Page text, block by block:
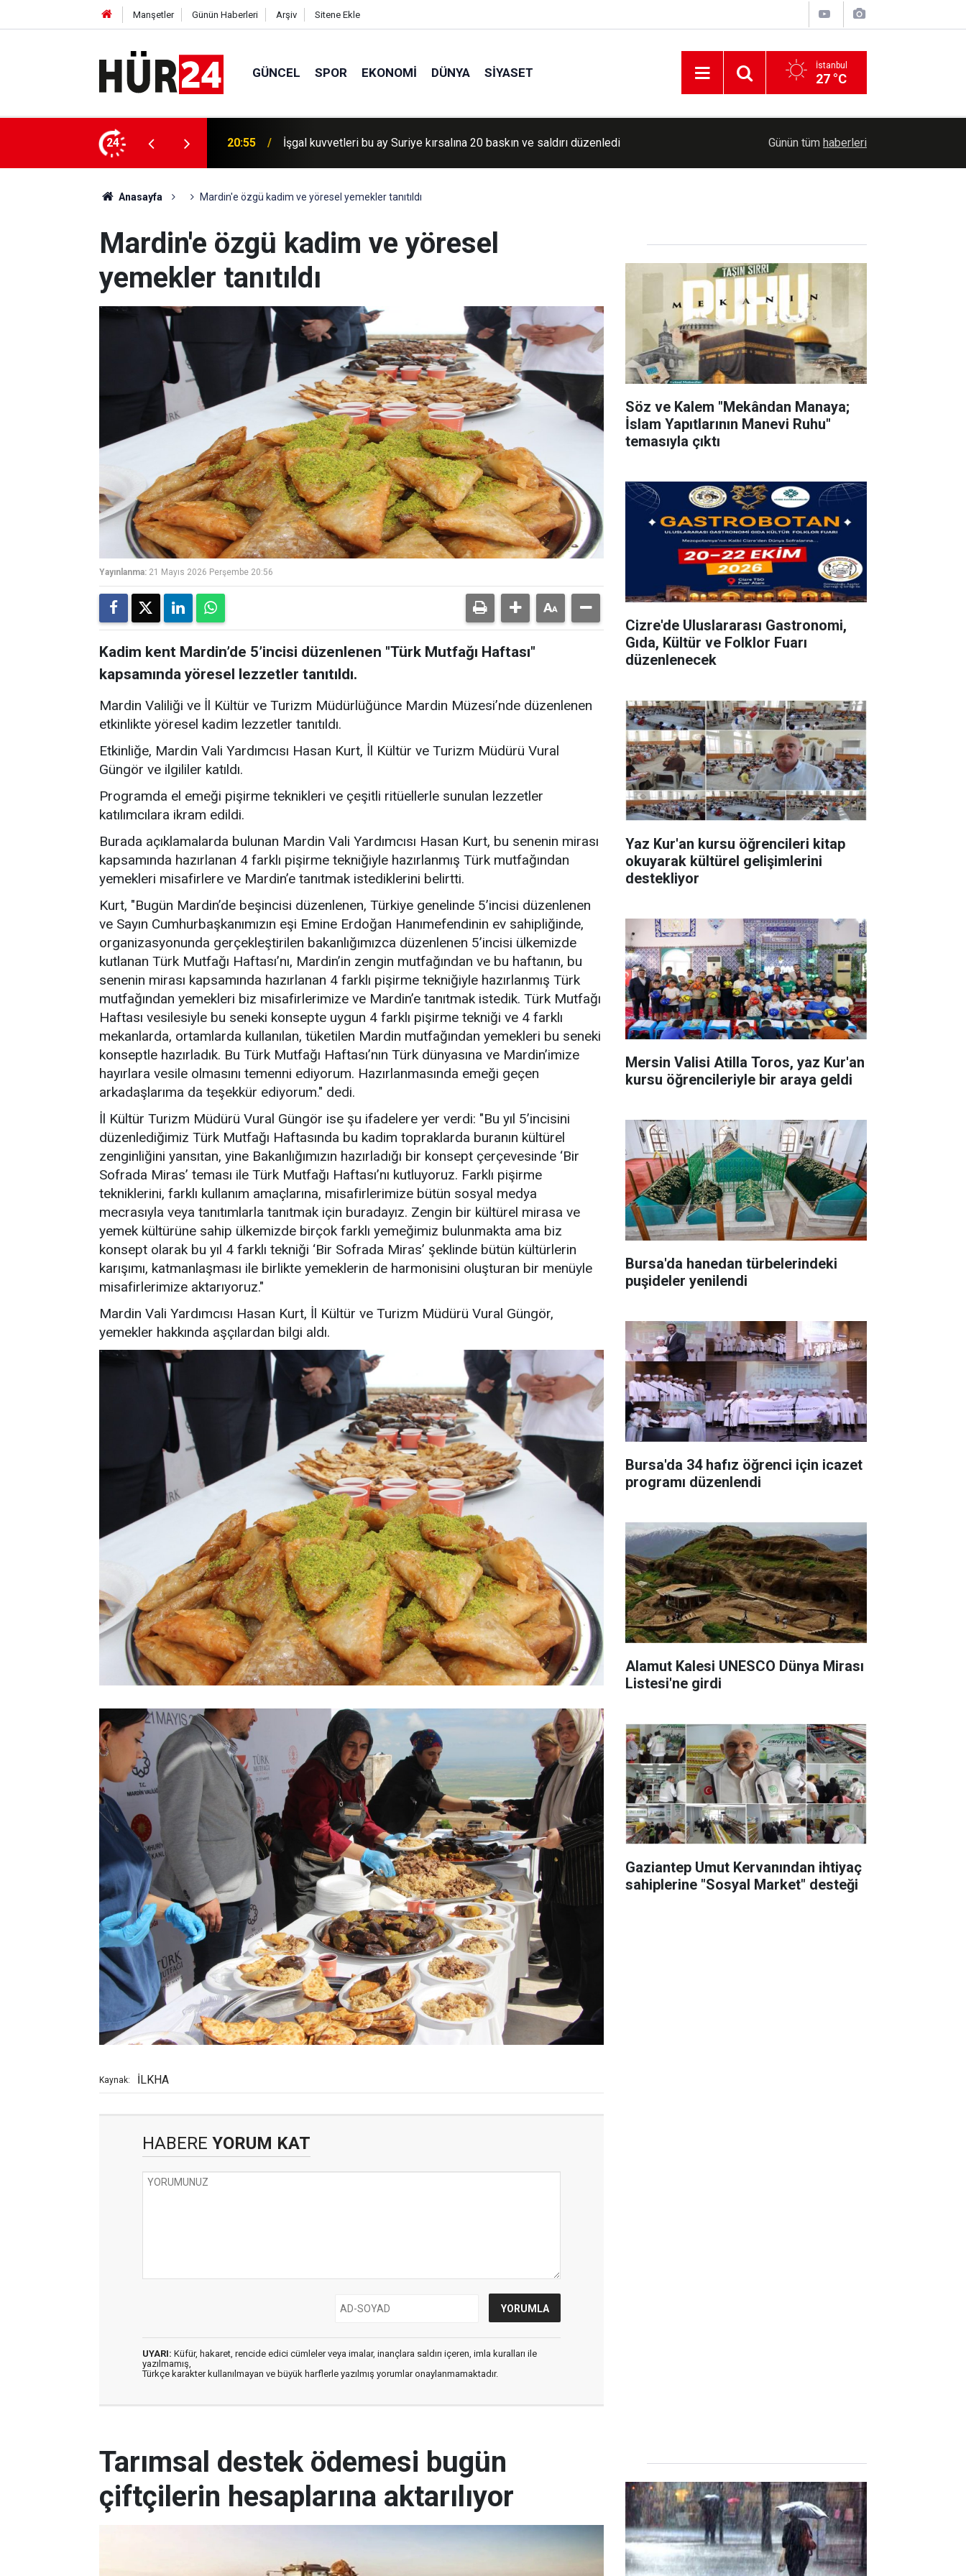
Manşetler Günün Haberleri Arşiv Sitene Ekle
GÜNCEL SPOR EKONOMI DÜNYA SIYASET İstanbul
27 °C
24
20 baskın ve saldırı düzenledi 20:30 İşgal kuvvetleri Lübnan'da saldırılarını sürdürdü Tarımsal destek ödemesi bugün çiftçilerin
Günün tüm haberleri
Anasayfa Mardin'e özgü kadim ve yöresel yemekler tanıtıldı
Mardin'e özgü kadim ve yöresel
yemekler tanıtıldı
Yayınlanma: 21 Mayıs 2026 Perşembe 20:56
Kadim kent Mardin’de 5’incisi düzenlenen "Türk Mutfağı Haftası"
kapsamında yöresel lezzetler tanıtıldı.
Mardin Valiliği ve İl Kültür ve Turizm Müdürlüğünce Mardin Müzesi’nde düzenlenen
etkinlikte yöresel kadim lezzetler tanıtıldı.
Etkinliğe, Mardin Vali Yardımcısı Hasan Kurt, İl Kültür ve Turizm Müdürü Vural
Güngör ve ilgililer katıldı.
Programda el emeği pişirme teknikleri ve çeşitli ritüellerle sunulan lezzetler
katılımcılara ikram edildi.
Burada açıklamalarda bulunan Mardin Vali Yardımcısı Hasan Kurt, bu senenin mirası
kapsamında hazırlanan 4 farklı pişirme tekniğiyle hazırlanmış Türk mutfağından
yemekleri misafirlere ve Mardin’e tanıtmak istediklerini belirtti.
Kurt, "Bugün Mardin’de beşincisi düzenlenen, Türkiye genelinde 5’incisi düzenlenen
ve Sayın Cumhurbaşkanımızın eşi Emine Erdoğan Hanımefendinin ev sahipliğinde,
organizasyonunda gerçekleştirilen bakanlığımızca düzenlenen 5’incisi ülkemizde
kutlanan Türk Mutfağı Haftası’nı, Mardin’in zengin mutfağından ve bu haftanın, bu
senenin mirası kapsamında hazırlanan 4 farklı pişirme tekniğiyle hazırlanmış Türk
mutfağından yemekleri biz misafirlerimize ve Mardin’e tanıtmak istedik. Türk Mutfağı
Haftası vesilesiyle bu seneki konsepte uygun 4 farklı pişirme tekniği ve 4 farklı
mekanlarda, ortamlarda kullanılan, tüketilen Mardin mutfağından yemekleri bu seneki
konseptle hazırladık. Bu Türk Mutfağı Haftası’nın Türk dünyasına ve Mardin’imize
hayırlara vesile olmasını temenni ediyorum. Hazırlanmasında emeği geçen
arkadaşlarıma da teşekkür ediyorum." dedi.
İl Kültür Turizm Müdürü Vural Güngör ise şu ifadelere yer verdi: "Bu yıl 5’incisini
düzenlediğimiz Türk Mutfağı Haftasında bu kadim topraklarda buranın kültürel
zenginliğini yansıtan, yine Bakanlığımızın hazırladığı bir konsept çerçevesinde ‘Bir
Sofrada Miras’ teması ile Türk Mutfağı Haftası’nı kutluyoruz. Farklı pişirme
tekniklerini, farklı kullanım amaçlarına, misafirlerimize bütün sosyal medya
mecrasıyla veya tanıtımlarla tanıtmak için buradayız. Zengin bir kültürel mirasa ve
yemek kültürüne sahip ülkemizde birçok farklı yemeğimiz bulunmakta ama biz
konsept olarak bu yıl 4 farklı tekniği ‘Bir Sofrada Miras’ şeklinde bütün kültürlerin
karışımı, katmanlaşması ile birlikte yemeklerin de harmonisini oluşturan bir menüyle
misafirlerimize aktarıyoruz."
Mardin Vali Yardımcısı Hasan Kurt, İl Kültür ve Turizm Müdürü Vural Güngör,
yemekler hakkında aşçılardan bilgi aldı.
Kaynak: İLKHA
HABERE YORUM KAT
UYARI: Küfür, hakaret, rencide edici cümleler veya imalar, inançlara saldırı içeren, imla kuralları ile
yazılmamış,
Türkçe karakter kullanılmayan ve büyük harflerle yazılmış yorumlar onaylanmamaktadır.
Söz ve Kalem "Mekândan Manaya;
İslam Yapıtlarının Manevi Ruhu"
temasıyla çıktı
Cizre'de Uluslararası Gastronomi,
Gıda, Kültür ve Folklor Fuarı
düzenlenecek
Yaz Kur'an kursu öğrencileri kitap
okuyarak kültürel gelişimlerini
destekliyor
Mersin Valisi Atilla Toros, yaz Kur'an
kursu öğrencileriyle bir araya geldi
Bursa'da hanedan türbelerindeki
puşideler yenilendi
Bursa'da 34 hafız öğrenci için icazet
programı düzenlendi
Alamut Kalesi UNESCO Dünya Mirası
Listesi'ne girdi
Gaziantep Umut Kervanından ihtiyaç
sahiplerine "Sosyal Market" desteği
Tarımsal destek ödemesi bugün
çiftçilerin hesaplarına aktarılıyor